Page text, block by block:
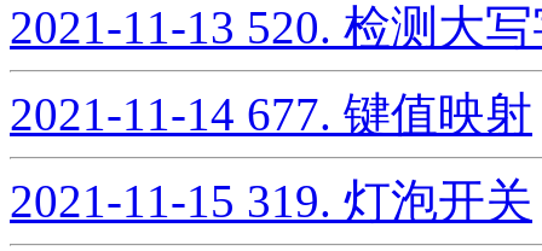
2021-11-13 520. 检测大
2021-11-14 677. 键值映射
2021-11-15 319. 灯泡开关